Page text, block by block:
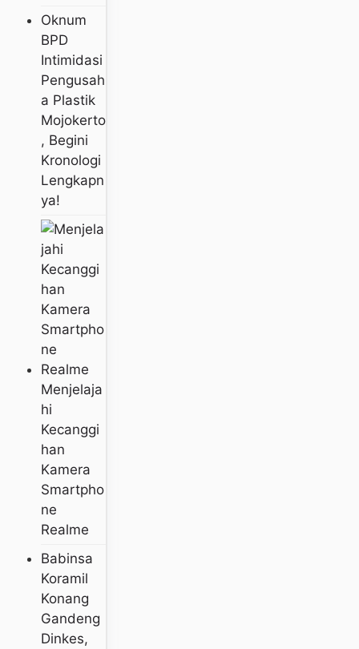
Oknum
BPD
Intimidasi
Pengusah
A Plastik
Mojokerto
, Begini
Kronologi
Lengkapn
Ya!
Menjelaja
Hi
Kecanggi
Han
Kamera
Smartpho
Ne
Realme
Babinsa
Koramil
Konang
Gandeng
Dinkes,